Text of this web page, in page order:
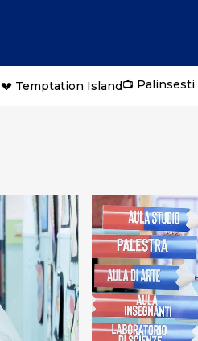
💔 Temptation Island📺 Palinsesti